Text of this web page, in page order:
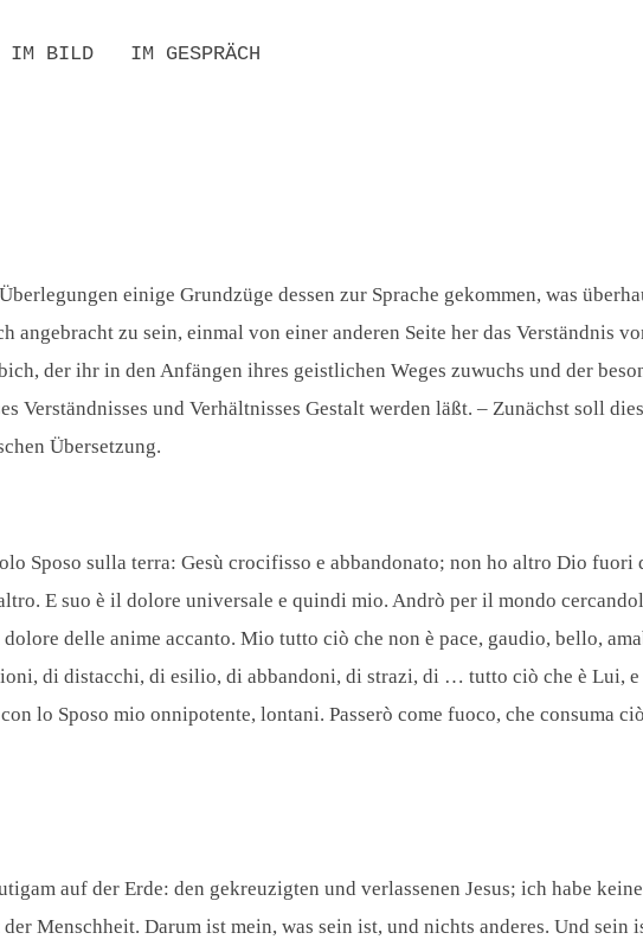
IM BILD
IM GESPRÄCH
einige Grundzüge dessen zur Sprache gekommen, was
zu sein, einmal von einer anderen Seite her das Verständnis
der ihr in den Anfängen ihres geistlichen Weges zuwuchs und der
Verständnisses und Verhältnisses Gestalt werden läßt. – Zunächst soll
Übersetzung.
Sposo sulla terra: Gesù crocifisso e abbandonato; non ho altro Dio
E suo è il dolore universale e quindi mio. Andrò per il mondo
delle anime accanto. Mio tutto ciò che non è pace, gaudio, bello,
di distacchi, di esilio, di abbandoni, di strazi, di … tutto ciò che è Lui,
lo Sposo mio onnipotente, lontani. Passerò come fuoco, che consuma
auf der Erde: den gekreuzigten und verlassenen Jesus; ich habe
Menschheit. Darum ist mein, was sein ist, und nichts anderes. Und sein